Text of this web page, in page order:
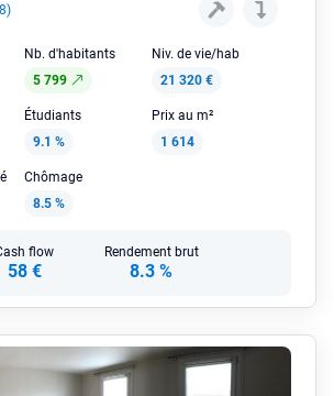
Nb. d'habitants
5 799
Niv. de vie/hab
21 320 €
Étudiants
9.1 %
Prix au m²
1 614
Chômage
8.5 %
flow
58 €
Rendement brut
8.3 %